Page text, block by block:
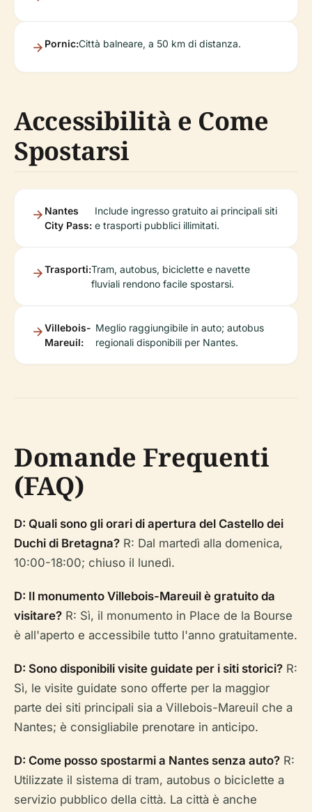
Pornic:Città balneare, a 50 km di distanza.
Accessibilità e Come
Spostarsi
Nantes
City Pass:
Include ingresso gratuito ai principali siti
e trasporti pubblici illimitati.
Trasporti:Tram, autobus, biciclette e navette
fluviali rendono facile spostarsi.
Villebois-
Mareuil:
Meglio raggiungibile in auto; autobus
regionali disponibili per Nantes.
Domande Frequenti
(FAQ)
D: Quali sono gli orari di apertura del Castello dei
Duchi di Bretagna? R: Dal martedì alla domenica,
10:00-18:00; chiuso il lunedì.
D: Il monumento Villebois-Mareuil è gratuito da
visitare? R: Sì, il monumento in Place de la Bourse
è all'aperto e accessibile tutto l'anno gratuitamente.
D: Sono disponibili visite guidate per i siti storici? R:
Sì, le visite guidate sono offerte per la maggior
parte dei siti principali sia a Villebois-Mareuil che a
Nantes; è consigliabile prenotare in anticipo.
D: Come posso spostarmi a Nantes senza auto? R:
Utilizzate il sistema di tram, autobus o biciclette a
servizio pubblico della città. La città è anche